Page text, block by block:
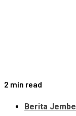
2 min read
Berita